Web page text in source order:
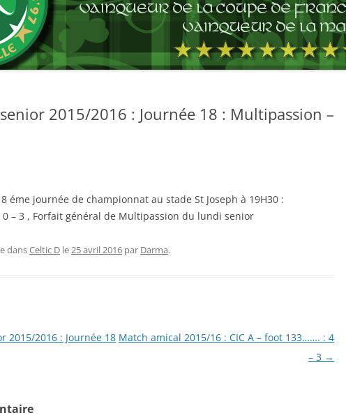
PRAGUE 2006
NICE 2008
2015/2016 : Journée 18 : Multipassion –
éme journée de championnat au stade St Joseph à 19H30 :
0 – 3 , Forfait général de Multipassion du lundi senior
dansCeltic D le25 avril 2016 par Darma.
2015/2016 : Journée 18 Match amical 2015/16 : CIC A – foot 133……. : 4
– 3 →